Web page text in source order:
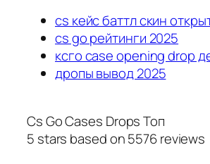
cs кейс баттл скин
cs go рейтинги 2025
ксго case opening drop
дропы вывод 2025
Cs Go Cases Drops Топ
5 stars based on5576reviews